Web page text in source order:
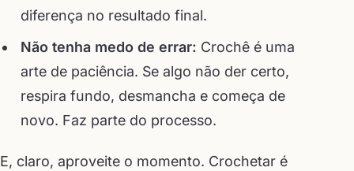
diferença no resultado final.
Não tenha medo de errar: Crochê é uma
arte de paciência. Se algo não der certo,
respira fundo, desmancha e começa de
novo. Faz parte do processo.
E, claro, aproveite o momento. Crochetar é